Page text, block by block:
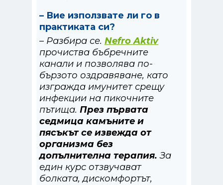
– Вие използвате ли го в
практиката си?
– Разбира се. Nefro Aktiv
прочиства бъбречните
канали и позволява по-
бързото оздравяване, като
изгражда имунитет срещу
инфекции на пикочните
пътища. През първата
седмица камъните и
пясъкът се извежда от
организма без
допълнителна терапия.За
един курс отзвучават
болката, дискомфортът,